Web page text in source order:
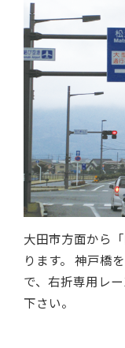
大田市方面から
ります。 神戸橋
で、右折専用レ
下さい。